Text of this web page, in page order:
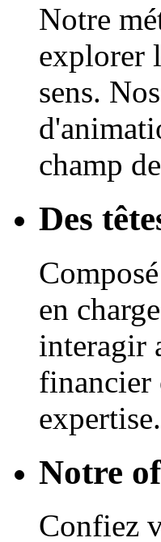
Notre
explorer
sens.
champ
Des
en
interagir
financier
expertise.
Notre
Confiez